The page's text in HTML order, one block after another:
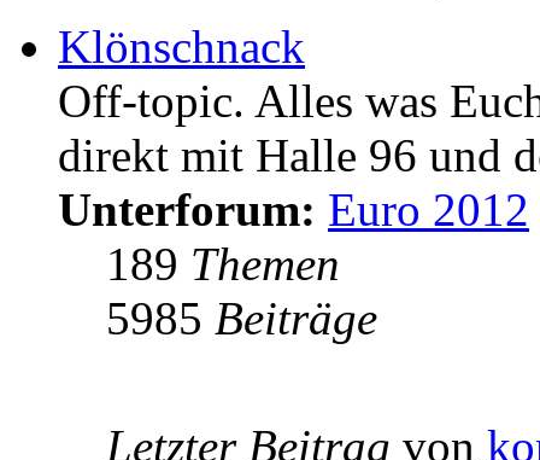
Klönschnack
Off-topic. Alles was
direkt mit Halle 96 und
Unterforum: Euro 2012
189 Themen
5985 Beiträge
Letzter Beitrag von